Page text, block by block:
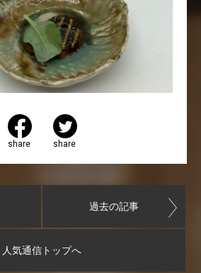
share share
人気通信トップへ
過去の記事